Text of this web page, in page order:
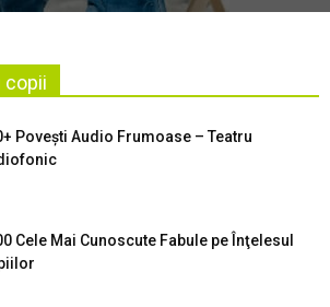
copii
Povești Audio Frumoase – Teatru
Cele Mai Cunoscute Fabule pe Înţelesul